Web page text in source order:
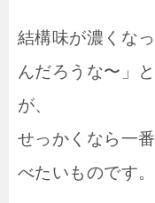
結構味が濃くな
んだろうな〜」
が、
せっかくなら一
べたいものです。